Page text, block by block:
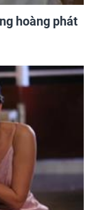
hoàng phát